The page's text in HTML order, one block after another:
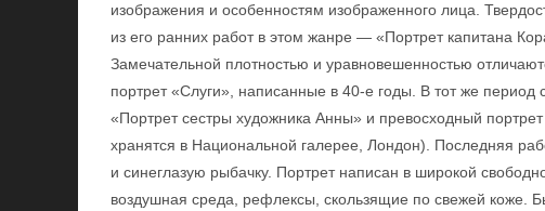
изображения и особенностям изображенного лица.
из его ранних работ в этом жанре — «Портрет капитана
Замечательной плотностью и уравновешенностью
портрет «Слуги», написанные в 40-е годы. В тот же период
«Портрет сестры художника Анны» и превосходный
хранятся в Национальной галерее, Лондон). Последняя
и синеглазую рыбачку. Портрет написан в широкой
воздушная среда, рефлексы, скользящие по свежей коже.